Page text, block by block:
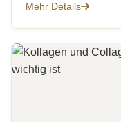
Mehr Details